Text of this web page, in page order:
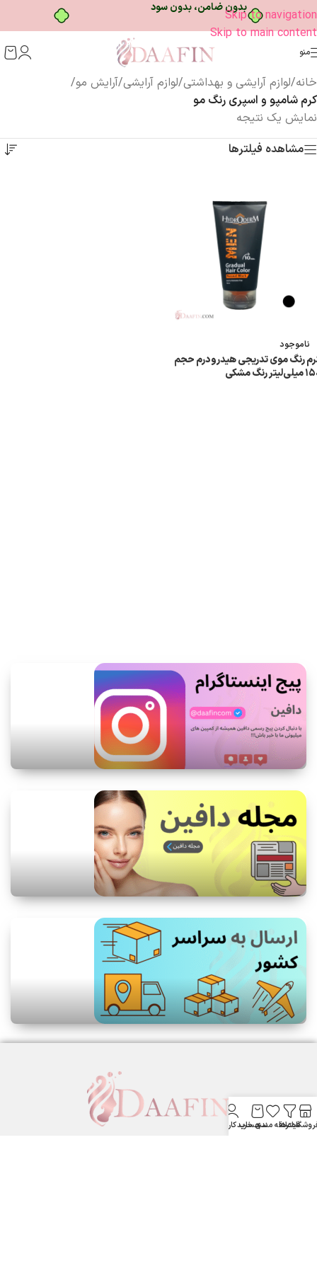
بدون ضامن، بدون سودSkip to navigation
Skip to main content
منو
خانه/لوازم آرایشی و بهداشتی/لوازم آرایشی/آرایش مو/
کرم شامپو و اسپری رنگ مو
نمایش یک نتیجه
مشاهده فیلترها
ناموجود
رنگ موی تدریجی هیدرودرم حجم
رنگ مشکی
فیلترها
علاقه مندیسبد خرید
حساب کاربری من